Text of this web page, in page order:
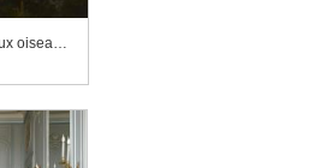
Renard avec deux oiseaux (détail)